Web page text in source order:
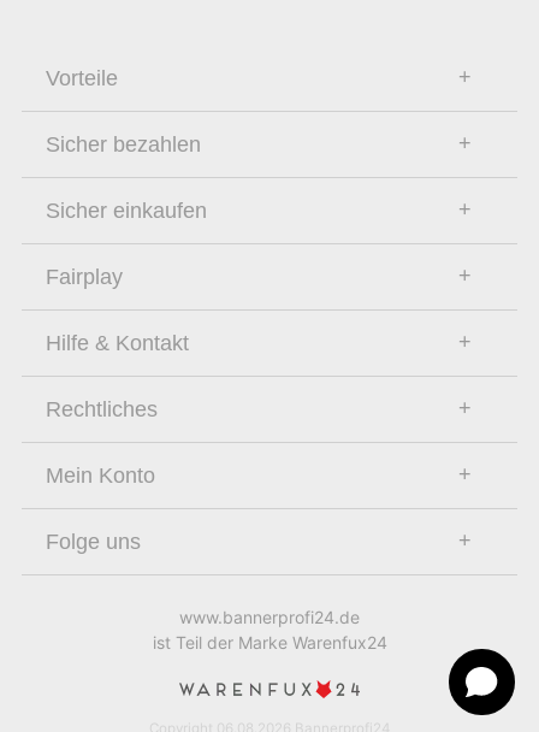
Vorteile
Sicher bezahlen
Sicher einkaufen
Fairplay
Hilfe & Kontakt
Rechtliches
Mein Konto
Folge uns
www.bannerprofi24.de
ist Teil der Marke Warenfux24